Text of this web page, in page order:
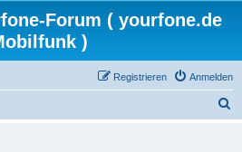
Forum ( yourfone.de
)
Anmelden
Registrieren